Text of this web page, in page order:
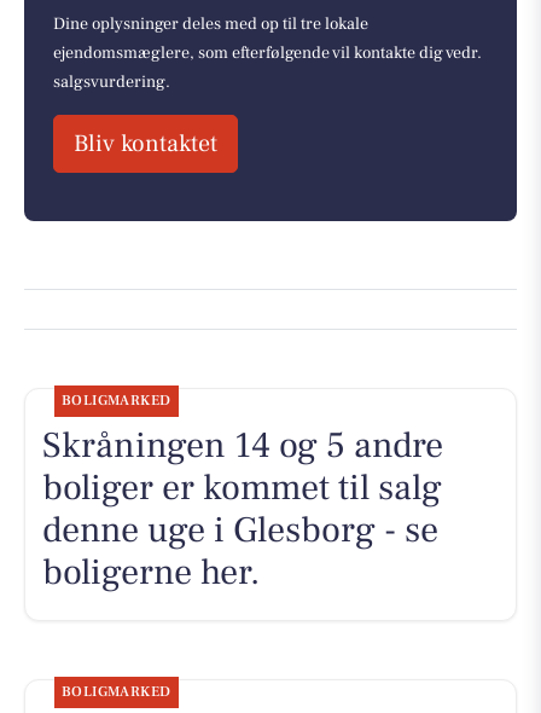
Dine oplysninger deles med op til tre lokale
ejendomsmæglere, som efterfølgende vil kontakte dig vedr.
salgsvurdering.
Bliv kontaktet
BOLIGMARKED
Skråningen 14 og 5 andre
boliger er kommet til salg
denne uge i Glesborg - se
boligerne her.
BOLIGMARKED